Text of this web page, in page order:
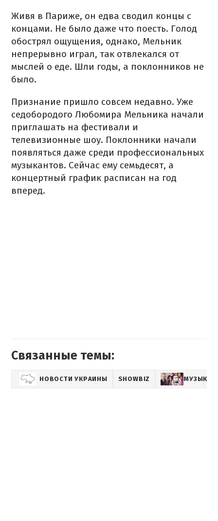
Живя в Париже, он едва сводил концы с
концами. Не было даже что поесть. Голод
обострял ощущения, однако, Мельник
непрерывно играл, так отвлекался от
мыслей о еде. Шли годы, а поклонников не
было.
Признание пришло совсем недавно. Уже
седобородого Любомира Мельника начали
приглашать на фестивали и
телевизионные шоу. Поклонники начали
появляться даже среди профессиональных
музыкантов. Сейчас ему семьдесят, а
концертный график расписан на год
вперед.
Связанные темы:
НОВОСТИ УКРАИНЫ SHOWBIZ МУЗЫКА